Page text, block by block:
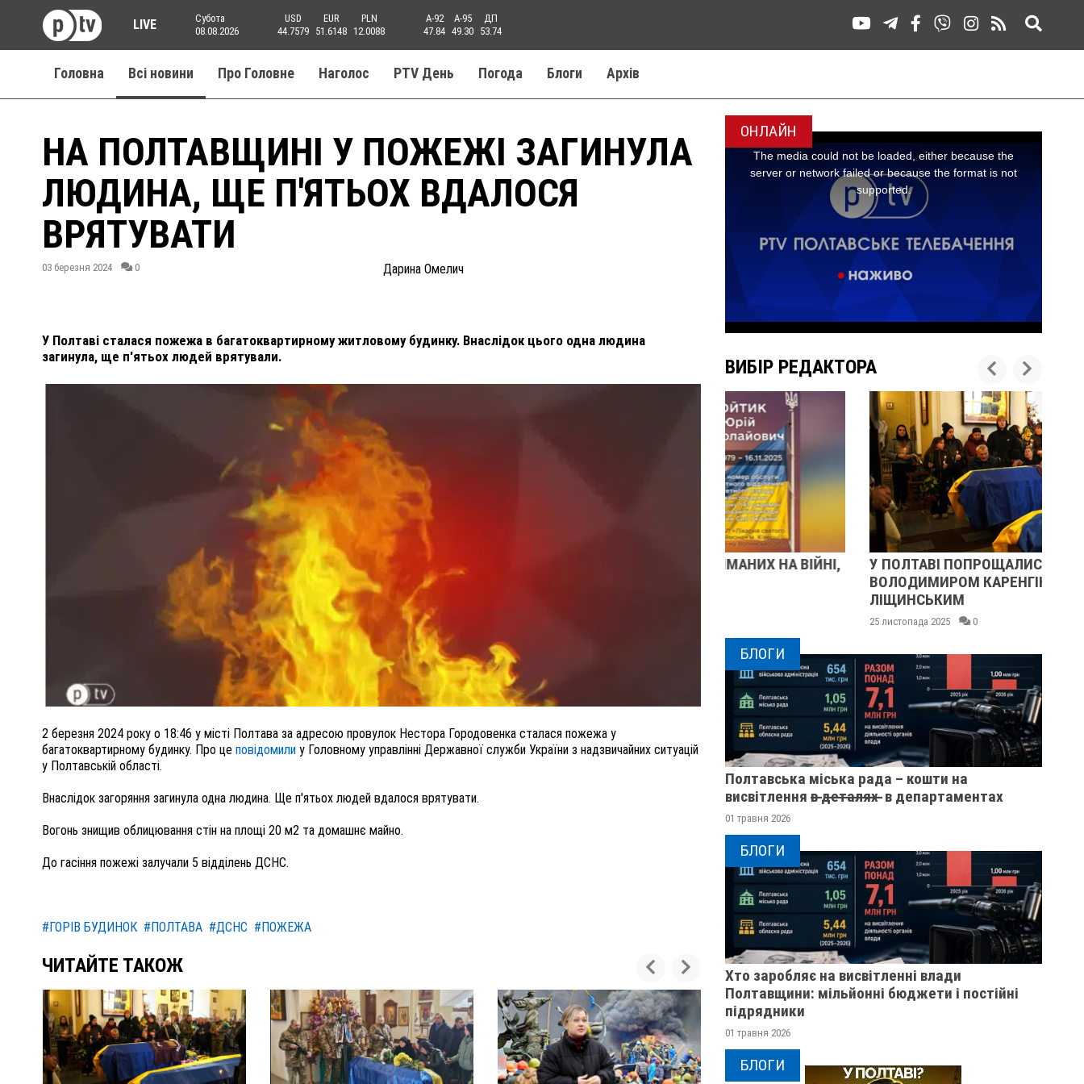
LIVE
Субота
08.08.2026
USD
44.7579
EUR
51.6148
PLN
12.0088
A-92
47.84
A-95
49.30
ДП
53.74
Головна Всі новини Про Головне Наголос PTV День Погода Блоги Aрхів
НА ПОЛТАВЩИНІ У ПОЖЕЖІ ЗАГИНУЛА
ЛЮДИНА, ЩЕ П'ЯТЬОХ ВДАЛОСЯ
ВРЯТУВАТИ
03 березня 2024 0 Дарина Омелич
У Полтаві сталася пожежа в багатоквартирному житловому будинку. Внаслідок цього одна людина
загинула, ще п'ятьох людей врятували.
2 березня 2024 року о 18:46 у місті Полтава за адресою провулок Нестора Городовенка сталася пожежа у
багатоквартирному будинку. Про це повідомили у Головному управлінні Державної служби України з надзвичайних ситуацій
у Полтавській області.
Внаслідок загоряння загинула одна людина. Ще п'ятьох людей вдалося врятувати.
Вогонь знищив облицювання стін на площі 20 м2 та домашнє майно.
До гасіння пожежі залучали 5 відділень ДСНС.
#ГОРІВ БУДИНОК #ПОЛТАВА #ДСНС #ПОЖЕЖА
ЧИТАЙТЕ ТАКОЖ
ОНЛАЙН
ВИБІР РЕДАКТОРА
ПОЛІЦІЯ ПОЛТАВЩИНИ РОЗШУКУЄ 62-РІЧНУ
ЛЮДМИЛУ ТИМЧЕНКО
ВНАСЛІДОК ПОРАНЕНЬ, ОТРИМАНИХ НА ВІЙНІ,
ПОМЕР ВОЇН ЮРІЙ ВОЙТИК
25 листопада 2025
У ПОЛТАВІ ПОПРОЩАЛИСЯ ІЗ ВІЙСЬКОВИМИ
ВОЛОДИМИРОМ КАРЕНГІНИМ ТА ОЛЕГОМ
БЛОГИ
Полтавська міська рада – кошти на
висвітлення в̶ ̶д̶е̶т̶а̶л̶я̶х̶ ̶ в департаментах
01 травня 2026
БЛОГИ
Хто заробляє на висвітленні влади
Полтавщини: мільйонні бюджети і постійні
підрядники
01 травня 2026
БЛОГИ